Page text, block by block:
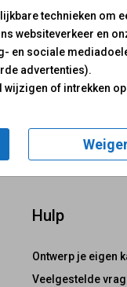
technieken om
websiteverkeer en
en sociale
advertenties).
of intrekken
Mail ons:
Op
Hulp
Ontwerp je eigen
Veelgestelde